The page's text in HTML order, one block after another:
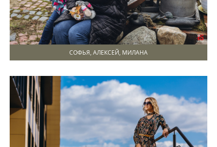
СОФЬЯ, АЛЕКСЕЙ, МИЛАНА